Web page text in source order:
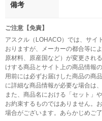
備考
ご注意【免責】
アスクル（LOHACO）では、サイ
おりますが、メーカーの都合等に
原材料、原産国など）が変更され
けする商品とサイト上の商品情報
用前には必ずお届けした商品の商
に詳細な商品情報が必要な場合は
また、商品名における「セット」
お約束するものではありません。
場合がございます。あらかじめご了